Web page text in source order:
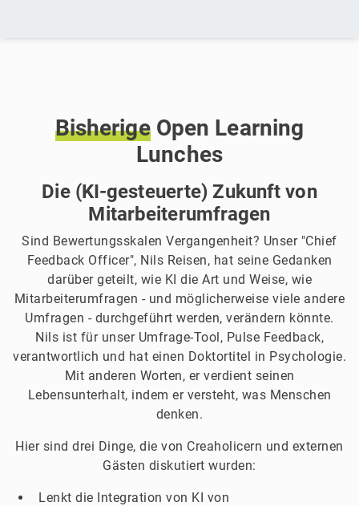
BisherigeOpen Learning
Lunches
Die (KI-gesteuerte) Zukunft von
Mitarbeiterumfragen
Sind Bewertungsskalen Vergangenheit? Unser "Chief
Feedback Officer", Nils Reisen, hat seine Gedanken
darüber geteilt, wie KI die Art und Weise, wie
Mitarbeiterumfragen - und möglicherweise viele andere
Umfragen - durchgeführt werden, verändern könnte.
Nils ist für unser Umfrage-Tool, Pulse Feedback,
verantwortlich und hat einen Doktortitel in Psychologie.
Mit anderen Worten, er verdient seinen
Lebensunterhalt, indem er versteht, was Menschen
denken.
Hier sind drei Dinge, die von Creaholicern und externen
Gästen diskutiert wurden:
Lenkt die Integration von KI von